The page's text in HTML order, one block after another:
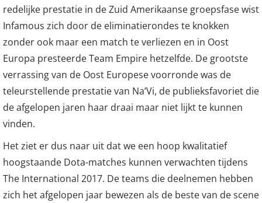
redelijke prestatie in de Zuid Amerikaanse groepsfase wist
Infamous zich door de eliminatierondes te knokken
zonder ook maar een match te verliezen en in Oost
Europa presteerde Team Empire hetzelfde. De grootste
verrassing van de Oost Europese voorronde was de
teleurstellende prestatie van Na’Vi, de publieksfavoriet die
de afgelopen jaren haar draai maar niet lijkt te kunnen
vinden.
Het ziet er dus naar uit dat we een hoop kwalitatief
hoogstaande Dota-matches kunnen verwachten tijdens
The International 2017. De teams die deelnemen hebben
zich het afgelopen jaar bewezen als de beste van de scene